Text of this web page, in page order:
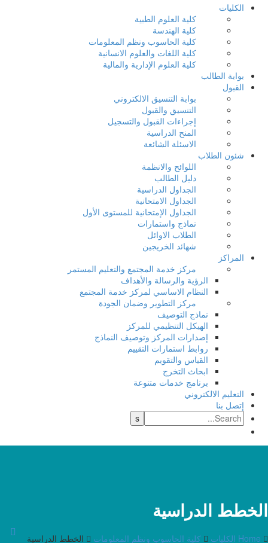
الكليات
كلية العلوم الطبية
كلية الهندسة
كلية الحاسوب ونظم المعلومات
كلية اللغات والعلوم الانسانية
كلية العلوم الإدارية والمالية
بوابة الطالب
القبول
بوابة التنسيق الالكتروني
التنسيق والقبول
إجراءات القبول والتسجيل
المنح الدراسية
الاسئلة الشائعة
شئون الطلاب
اللوائح والانظمة
دليل الطالب
الجداول الدراسية
الجداول الامتحانية
الجداول الإمتحانية للمستوى الأول
نماذج واستمارات
الطلاب الاوائل
شهائد الخريجين
المراكز
مركز خدمة المجتمع والتعليم المستمر
الرؤية والرسالة والأهداف
النظام الاساسي لمركز خدمة المجتمع
مركز التطوير وضمان الجودة
نماذج التوصيف
الهيكل التنظيمي للمركز
إصدارات المركز وتوصيف النماذج
روابط استمارات التقييم
القياس والتقويم
ابحاث التخرج
برنامج خدمات متنوعة
التعليم الالكتروني
إتصل بنا
الخطط الدراسية
Home الكليات كلية الحاسوب ونظم المعلومات الخطط الدراسية